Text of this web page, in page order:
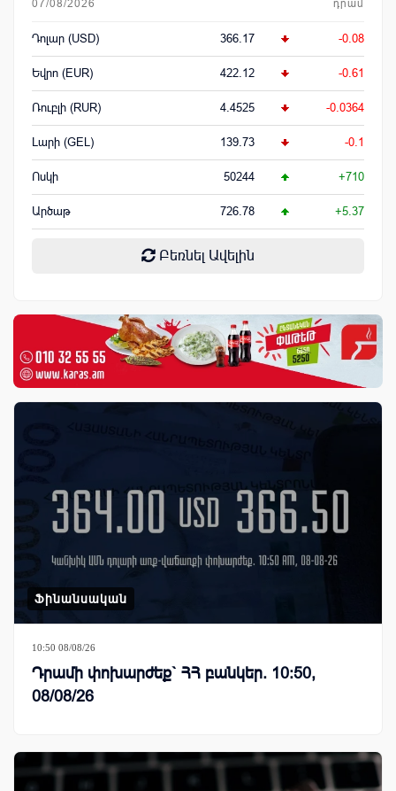
07/08/2026 դրամ
Դոլար (USD) 366.17 -0.08
Եվրո (EUR) 422.12 -0.61
Ռուբլի (RUR) 4.4525 -0.0364
Լարի (GEL) 139.73 -0.1
Ոսկի 50244 +710
Արծաթ 726.78 +5.37
Բեռնել Ավելին
Ֆինանսական
10:50 08/08/26
Դրամի փոխարժեք` ՀՀ բանկեր. 10:50,
08/08/26